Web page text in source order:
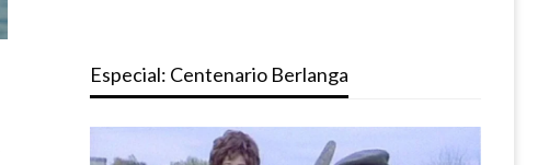
Especial: Centenario Berlanga